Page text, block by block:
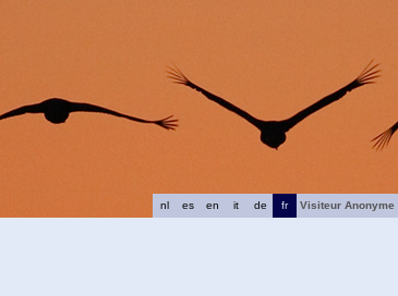
fr
de
it
en
es
nl
Visiteur Anonyme